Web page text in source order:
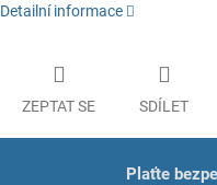
Detailní informace
ZEPTAT SE SDÍLET
Plaťte